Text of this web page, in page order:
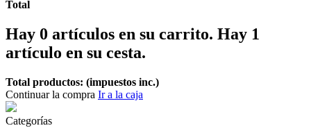
Total
Hay 0 artículos en su carrito. Hay 1
artículo en su cesta.
Total productos: (impuestos inc.)
Continuar la compra Ir a la caja
Categorías